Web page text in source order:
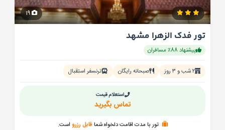
تور فدک الزهرا مشهد
پیشنهاد 88٪ مسافران
۲ شب و ۳ روز صبحانه رایگان ترنسفر استقبال
استعلام قیمت
تماس بگیرید
تور با مدت اقامت دلخواه شما قابل رزرو است.